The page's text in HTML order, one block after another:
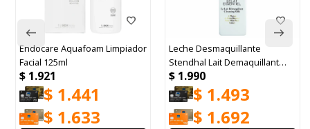
Endocare Aquafoam Limpiador
Facial 125ml
$ 1.921
$ 1.441
$ 1.633
Leche Desmaquillante
Stendhal Lait Demaquillant
200ml
$ 1.990
$ 1.493
$ 1.692